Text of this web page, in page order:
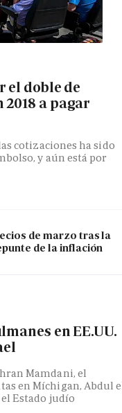
el doble de
a pagar
cotizaciones ha sido
y aún está por
de marzo tras la
de la inflación
en EE.UU.
Mamdani, el
en Míchigan, Abdul
Estado judío